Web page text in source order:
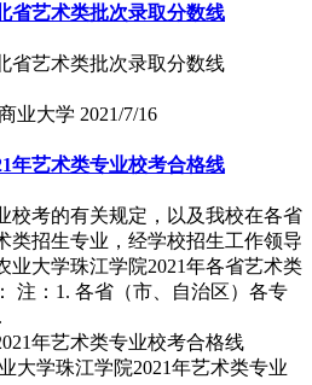
省艺术类批次录取分数线
省艺术类批次录取分数线
业大学 2021/7/16
年艺术类专业校考合格线
校考的有关规定，以及我校在各省
类招生专业，经学校招生工作领导
业大学珠江学院2021年各省艺术类
注：1. 各省（市、自治区）各专
大学珠江学院2021年艺术类专业